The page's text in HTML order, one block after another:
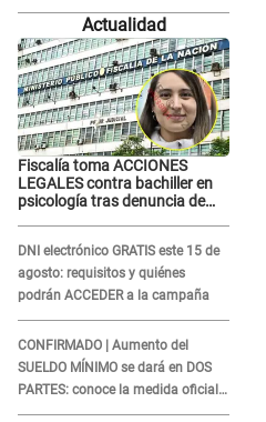
autismo
Actualidad
Fiscalía toma ACCIONES
LEGALES contra bachiller en
psicología tras denuncia de
DNI electrónico GRATIS este 15 de
agosto: requisitos y quiénes
podrán ACCEDER a la campaña
CONFIRMADO | Aumento del
SUELDO MÍNIMO se dará en DOS
PARTES: conoce la medida oficial
del Ministerio de Economía